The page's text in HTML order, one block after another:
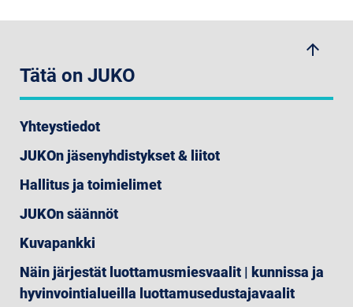
arrow_upwards
Tätä on JUKO
Yhteystiedot
JUKOn jäsenyhdistykset & liitot
Hallitus ja toimielimet
JUKOn säännöt
Kuvapankki
Näin järjestät luottamusmiesvaalit | kunnissa ja
hyvinvointialueilla luottamusedustajavaalit